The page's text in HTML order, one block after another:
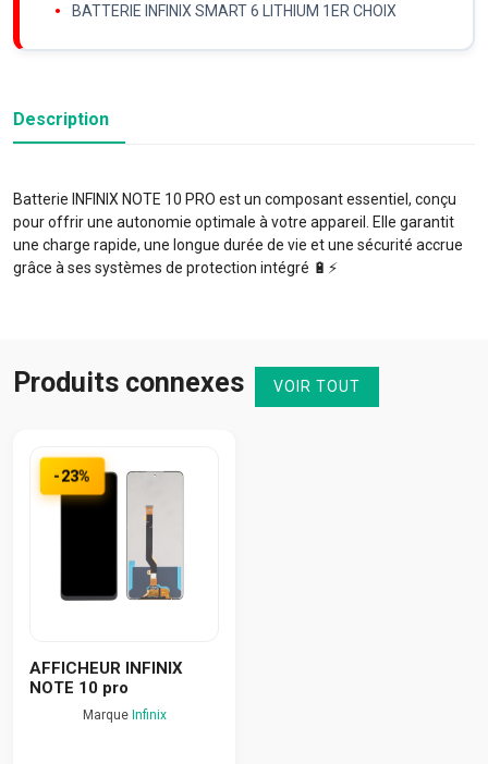
BATTERIE INFINIX SMART 6 LITHIUM 1ER CHOIX
Description
Batterie INFINIX NOTE 10 PRO est un composant essentiel, conçu
pour offrir une autonomie optimale à votre appareil. Elle garantit
une charge rapide, une longue durée de vie et une sécurité accrue
grâce à ses systèmes de protection intégré 🔋⚡️
Produits connexes VOIR TOUT
-23%
AFFICHEUR INFINIX
NOTE 10 pro
Marque Infinix